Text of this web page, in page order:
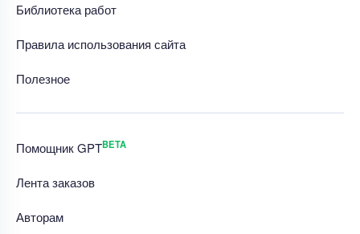
Библиотека работ
Правила использования сайта
Полезное
Помощник GPTBETA
Лента заказов
Авторам